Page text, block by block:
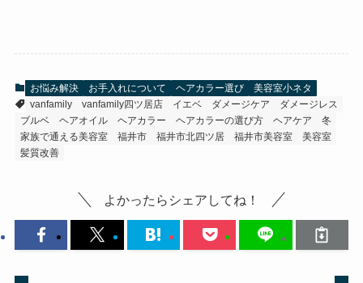
お悩み解決 お手入れについて ヘアカラー選び
美容室小ネタ
vanfamily
vanfamily四ツ居店 イエベ ダメージケア
ダメージレス
ブルベ
ヘアオイル ヘアカラー ヘアカラーの選び方 ヘアケア
冬
家族で通える美容室
福井市 福井市北四ツ居 福井市美容室
美容室
髪質改善
よかったらシェアしてね！